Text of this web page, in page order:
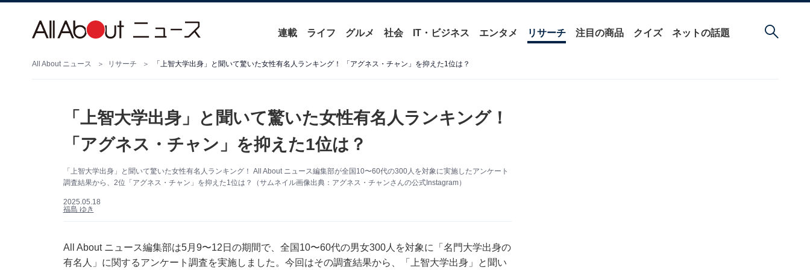
連載 ライフ グルメ 社会 IT・ビジネス エンタメ リサーチ 注目の商品 クイズ ネットの話題
All About ニュース リサーチ 「上智大学出身」と聞いて驚いた女性有名人ランキング！ 「アグネス・チャン」を抑えた1位は？
「上智大学出身」と聞いて驚いた女性有名人ランキング！
「アグネス・チャン」を抑えた1位は？
「上智大学出身」と聞いて驚いた女性有名人ランキング！ All About ニュース編集部が全国10〜60代の300人を対象に実施したアンケート
調査結果から、2位「アグネス・チャン」を抑えた1位は？（サムネイル画像出典：アグネス・チャンさんの公式Instagram）
2025.05.18
福島 ゆき
All About ニュース編集部は5月9〜12日の期間で、全国10〜60代の男女300人を対象に「名門大学出身の
有名人」に関するアンケート調査を実施しました。今回はその調査結果から、「上智大学出身」と聞い